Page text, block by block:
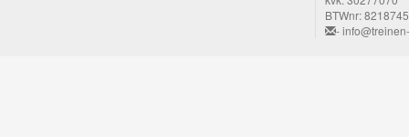
BTWnr:
-